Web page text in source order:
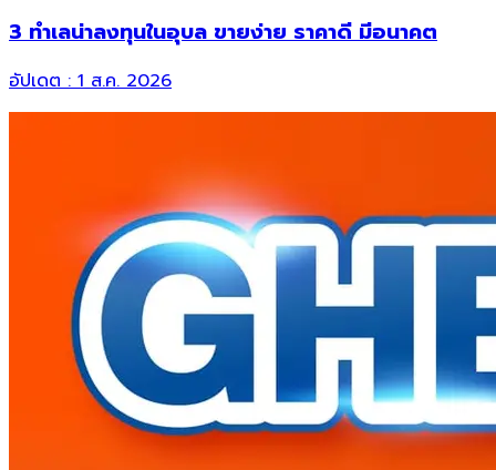
3 ทำเลน่าลงทุนในอุบล ขายง่าย ราคาดี มีอนาคต
อัปเดต :1 ส.ค. 2026